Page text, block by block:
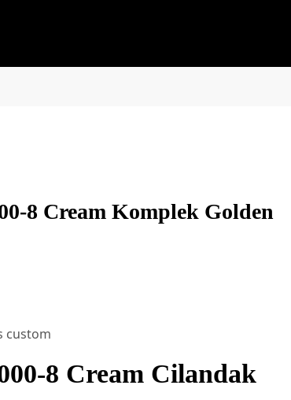
8 Cream Komplek Golden
custom
8 Cream Cilandak